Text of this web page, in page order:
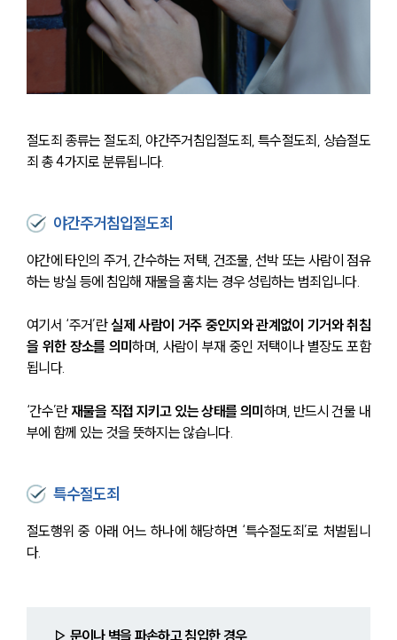
절도죄 종류는 절도죄, 야간주거침입절도죄, 특수절도죄, 상습절도
죄 총 4가지로 분류됩니다.
야간주거침입절도죄
야간에 타인의 주거, 간수하는 저택, 건조물, 선박 또는 사람이 점유
하는 방실 등에 침입해 재물을 훔치는 경우 성립하는 범죄입니다.
여기서 ‘주거’란 실제 사람이 거주 중인지와 관계없이 기거와 취침
을 위한 장소를 의미하며, 사람이 부재 중인 저택이나 별장도 포함
됩니다.
‘간수’란 재물을 직접 지키고 있는 상태를 의미하며, 반드시 건물 내
부에 함께 있는 것을 뜻하지는 않습니다.
특수절도죄
절도행위 중 아래 어느 하나에 해당하면 ‘특수절도죄’로 처벌됩니
다.
▷ 문이나 벽을 파손하고 침입한 경우